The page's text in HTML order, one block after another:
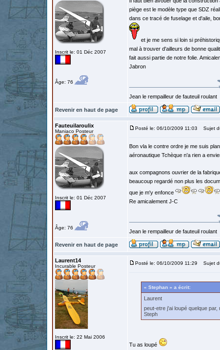
Inscrit le: 01 Déc 2007
Âge: 76
piège est le modèle type que SDZ
dans ce tracé de fuselage et d'aile,
et je me sens si loin si
mal à trouver d'ailleurs de bonne
fait aussi partie de notre folie.
Jabron
Jean le rempailleur de fauteuil roulant
Revenir en haut de page
Fauteuilaroulix
Maniaco Posteur
Inscrit le: 01 Déc 2007
Âge: 76
Posté le: 06/10/2009 11:03 Sujet
Bon vla le contre ordre je me suis
aéronautique Tchèque n'a rien a
aux compagnons ouvrier de la
beaucoup regardé non plus les
que je m'y enfonce
Re amicalement J-C
Jean le rempailleur de fauteuil roulant
Revenir en haut de page
Laurent14
Incurable Posteur
Inscrit le: 22 Mai 2006
Posté le: 06/10/2009 11:29 Sujet
« Stephan » a écrit:
Laurent
peut-etre j'ai loupé quelque
Steph
Tu as loupé